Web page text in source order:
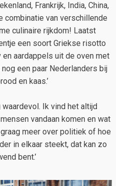
Frankrijk, India, China,
combinatie van verschillende
culinaire rijkdom! Laatst
een soort Griekse risotto
aardappels uit de oven met
een paar Nederlanders bij
en kaas.’
Ik vind het altijd
vandaan komen en wat
meer over politiek of hoe
in elkaar steekt, dat kan zo
bent.’